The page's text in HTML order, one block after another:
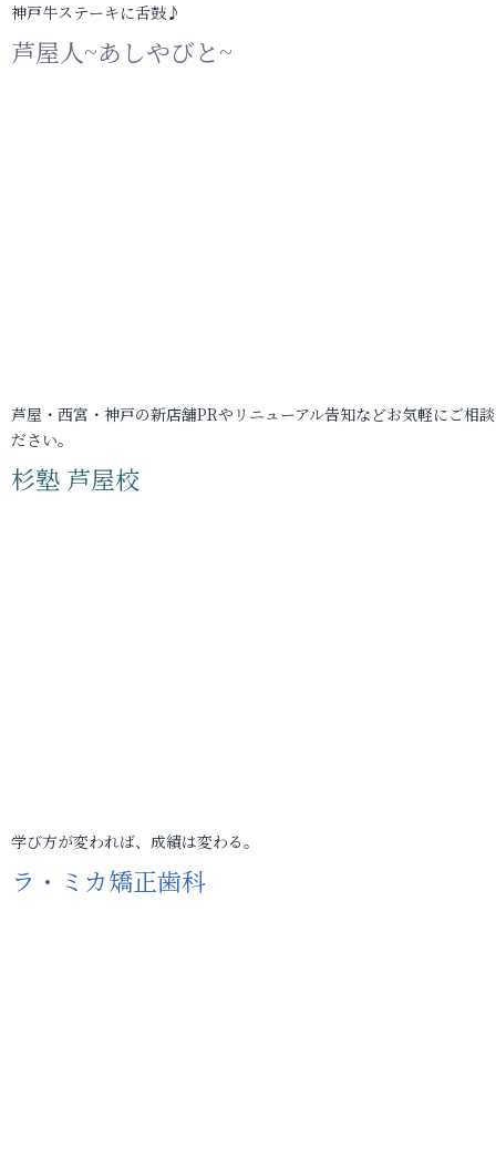
神戸牛ステーキに舌鼓♪
芦屋人~あしやびと~
芦屋・西宮・神戸の新店舗PRやリニューアル告知などお気軽にご相
ださい。
杉塾 芦屋校
学び方が変われば、成績は変わる。
ラ・ミカ矯正歯科